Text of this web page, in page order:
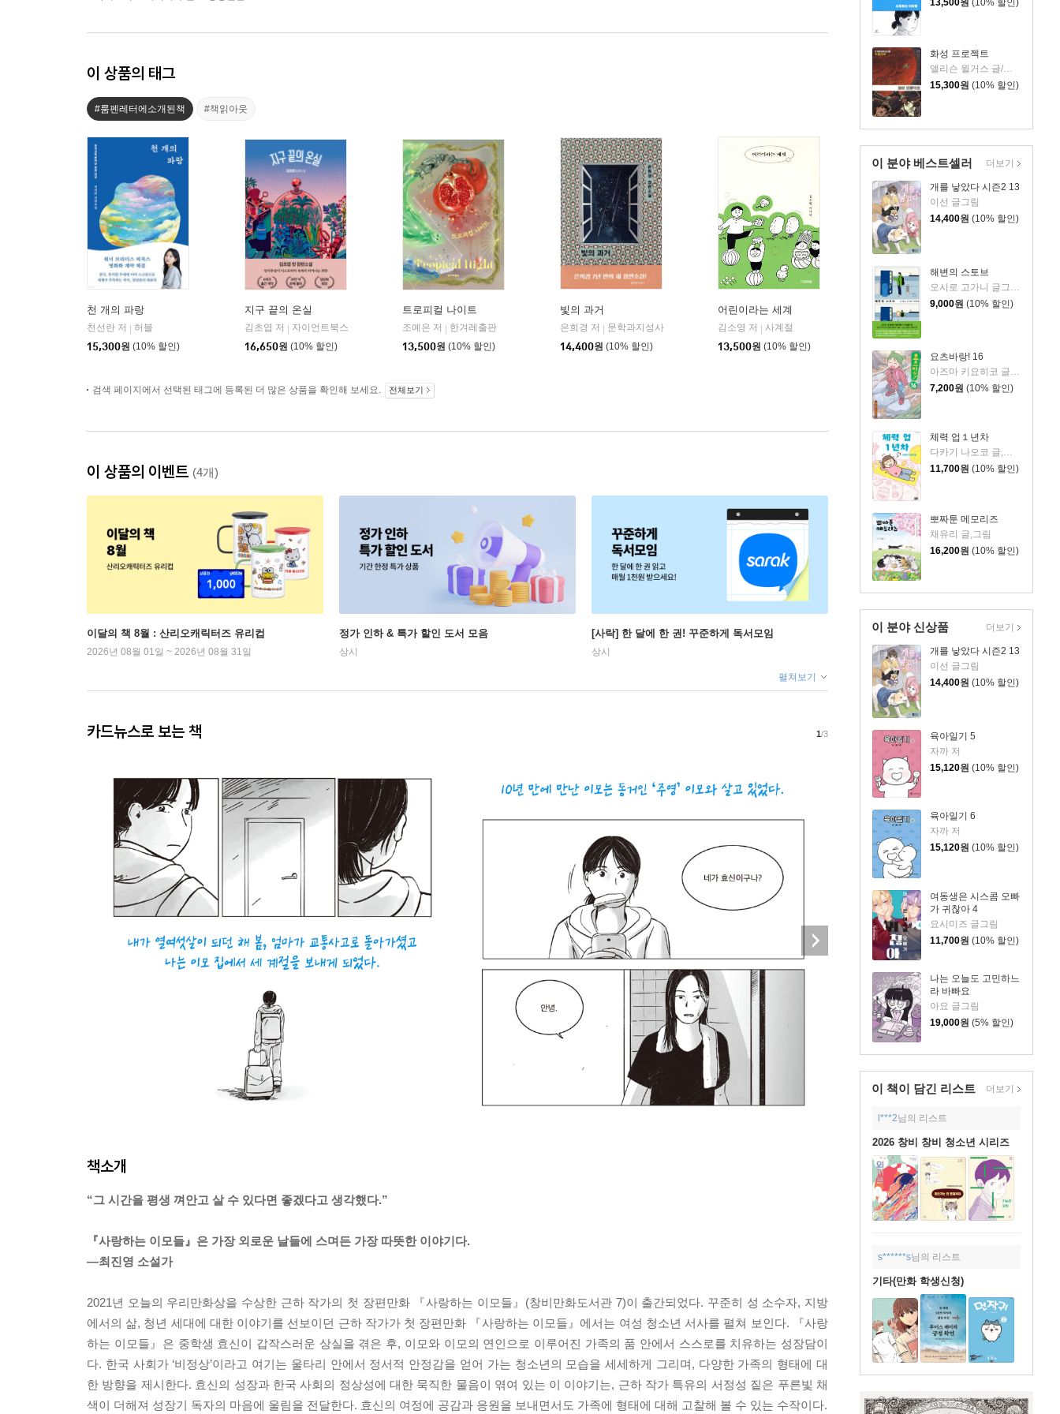
화성 프로젝트
15,300원 (10% 할인)
이 분야 베스트셀러
개를 낳았다 시즌2 13
이선 글그림
14,400원 (10% 할인)
해변의 스토브
오시로 고가니 글그림/김진희 역
9,000원 (10% 할인)
요츠바랑! 16
아즈마 키요히코 글,그림
7,200원 (10% 할인)
체력 업１년차
다카기 나오코 글,그림
11,700원 (10% 할인)
뽀짜툰 메모리즈
채유리 글,그림
16,200원 (10% 할인)
더보기
이 분야 신상품
개를 낳았다 시즌2 13
이선 글그림
14,400원 (10% 할인)
육아일기 5
자까 저
15,120원 (10% 할인)
육아일기 6
자까 저
15,120원 (10% 할인)
여동생은 시스콤 오빠
가 귀찮아 4
요시미즈 글그림
11,700원 (10% 할인)
나는 오늘도 고민하느
라 바빠요
아요 글그림
19,000원 (5% 할인)
더보기
이 책이 담긴 리스트 더보기
l***2님의 리스트
2026 창비 창비 청소년 시리즈
s******s님의 리스트
기타(만화 학생신청)
이 상품의 태그
#룸펜레터에소개된책 #책읽아웃
천 개의 파랑
천선란 저
허블
15,300원 (10% 할인)
지구 끝의 온실
김초엽 저
자이언트북스
16,650원 (10% 할인)
트로피컬 나이트
조예은 저
한겨레출판
13,500원 (10% 할인)
빛의 과거
은희경 저
문학과지성사
14,400원 (10% 할인)
어린이라는 세계
김소영 저
사계절
13,500원 (10% 할인)
검색 페이지에서 선택된 태그에 등록된 더 많은 상품을 확인해 보세요. 전체보기
이 상품의 이벤트 (4개)
이달의 책 8월 : 산리오캐릭터즈 유리컵
2026년 08월 01일 ~ 2026년 08월 31일
정가 인하 & 특가 할인 도서 모음
상시
[사락] 한 달에 한 권! 꾸준하게 독서모임
상시
펼쳐보기
카드뉴스로 보는 책 1/3
책소개
“그 시간을 평생 껴안고 살 수 있다면 좋겠다고 생각했다.”
『사랑하는 이모들』은 가장 외로운 날들에 스며든 가장 따뜻한 이야기다.
―최진영 소설가
2021년 오늘의 우리만화상을 수상한 근하 작가의 첫 장편만화 『사랑하는 이모들』(창비만화도서관 7)이 출간되었다. 꾸준히 성 소수자, 지방
에서의 삶, 청년 세대에 대한 이야기를 선보이던 근하 작가가 첫 장편만화 『사랑하는 이모들』에서는 여성 청소년 서사를 펼쳐 보인다. 『사랑
하는 이모들』은 중학생 효신이 갑작스러운 상실을 겪은 후, 이모와 이모의 연인으로 이루어진 가족의 품 안에서 스스로를 치유하는 성장담이
다. 한국 사회가 ‘비정상’이라고 여기는 울타리 안에서 정서적 안정감을 얻어 가는 청소년의 모습을 세세하게 그리며, 다양한 가족의 형태에 대
한 방향을 제시한다. 효신의 성장과 한국 사회의 정상성에 대한 묵직한 물음이 엮여 있는 이 이야기는, 근하 작가 특유의 서정성 짙은 푸른빛 채
색이 더해져 성장기 독자의 마음에 울림을 전달한다. 효신의 여정에 공감과 응원을 보내면서도 가족에 형태에 대해 고찰해 볼 수 있는 수작이다.